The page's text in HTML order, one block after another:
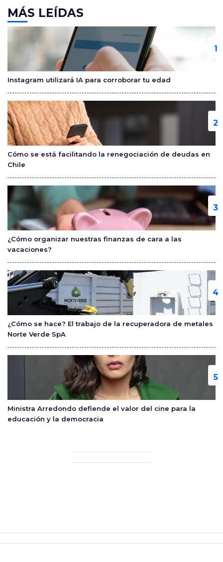
c
e
b
o
o
k
itt
er
m
p
ar
tir
MÁS LEÍDAS
Instagram utilizará IA para corroborar tu edad
Cómo se está facilitando la renegociación de deudas en
Chile
¿Cómo organizar nuestras finanzas de cara a las
vacaciones?
¿Cómo se hace? El trabajo de la recuperadora de metales
Norte Verde SpA
Ministra Arredondo defiende el valor del cine para la
educación y la democracia